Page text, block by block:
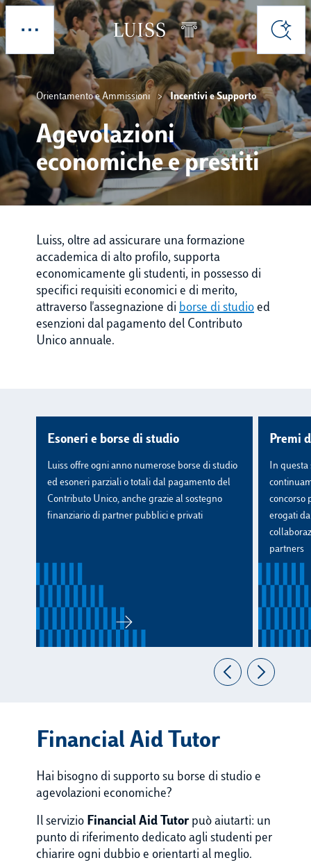
Skip to main content
Esplora Cerca
Orientamento e Ammissioni Incentivi e Supporto
Agevolazioni
economiche e prestiti
Luiss, oltre ad assicurare una formazione
accademica di alto profilo, supporta
economicamente gli studenti, in possesso di
specifici requisiti economici e di merito,
attraverso l'assegnazione di borse di studio ed
esenzioni dal pagamento del Contributo
Unico annuale.
Esoneri e borse di studio
Luiss offre ogni anno numerose borse di studio
ed esoneri parziali o totali dal pagamento del
Contributo Unico, anche grazie al sostegno
finanziario di partner pubblici e privati
Premi
In questa
concorso
erogati
partners
Financial Aid Tutor
Hai bisogno di supporto su borse di studio e
agevolazioni economiche?
Il servizio Financial Aid Tutor può aiutarti: un
punto di riferimento dedicato agli studenti per
chiarire ogni dubbio e orientarti al meglio.